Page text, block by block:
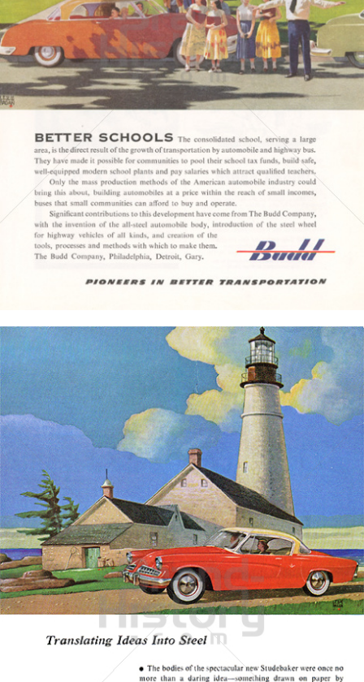
THE BUDD COMPANY THE BUDD COMPANY 1951
THE BUDD COMPANY THE BUDD COMPANY